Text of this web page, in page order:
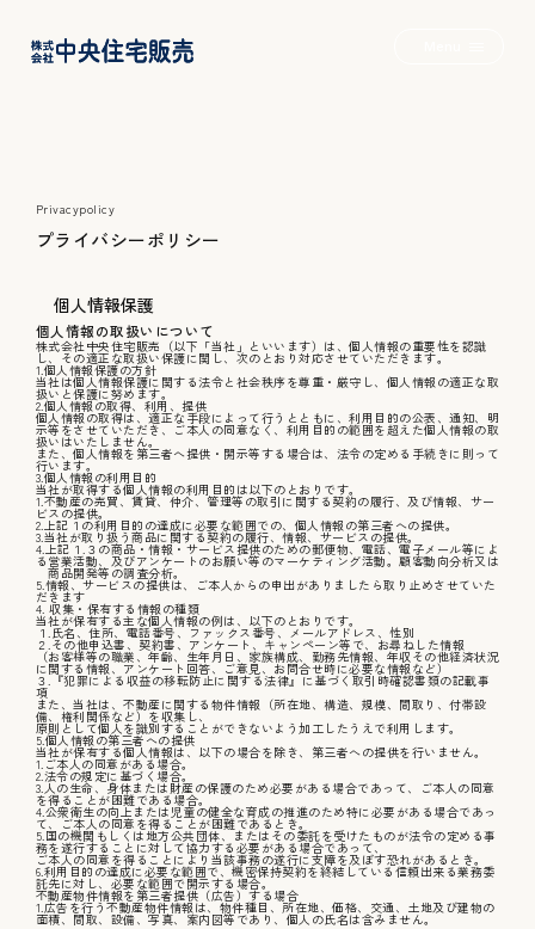
Wロフトのいえ
みんなのいえ
こだわりのいえ
施工事例
会社概要
お知らせ
Privacypolicy
プラ イバシーポ リ シー
個人情報保護
個人情報の取扱いについて
株式会社中央住宅販売（以下「当社」といいます）は、個人情報の重要性を認識
し、その適正な取扱い保護に関し、次のとおり対応させていただきます。
1.個人情報保護の方針
当社は個人情報保護に関する法令と社会秩序を尊重・厳守し、個人情報の適正な取
扱いと保護に努めます。
2.個人情報の取得、利用、提供
個人情報の取得は、適正な手段によって行うとともに、利用目的の公表、通知、明
示等をさせていただき、ご本人の同意なく、利用目的の範囲を超えた個人情報の取
扱いはいたしません。
また、個人情報を第三者へ提供・開示等する場合は、法令の定める手続きに則って
行います。
3.個人情報の利用目的
当社が取得する個人情報の利用目的は以下のとおりです。
1.不動産の売買、賃貸、仲介、管理等の取引に関する契約の履行、及び情報、サー
ビスの提供。
2.上記１の利用目的の達成に必要な範囲での、個人情報の第三者への提供。
3.当社が取り扱う商品に関する契約の履行、情報、サービスの提供。
4.上記１.３の商品・情報・サービス提供のための郵便物、電話、電子メール等によ
る営業活動、及びアンケートのお願い等のマーケティング活動。顧客動向分析又は
商品開発等の調査分析。
5.情報、サービスの提供は、ご本人からの申出がありましたら取り止めさせていた
だきます
4. 収集・保有する情報の種類
当社が保有する主な個人情報の例は、以下のとおりです。
１.氏名、住所、電話番号、ファックス番号、メールアドレス、性別
２.その他申込書、契約書、アンケート、キャンペーン等で、お尋ねした情報
（お客様等の職業、年齢、生年月日、家族構成、勤務先情報、年収その他経済状況
に関する情報、アンケート回答、ご意見、お問合せ時に必要な情報など）
３.『犯罪による収益の移転防止に関する法律』に基づく取引時確認書類の記載事
項
また、当社は、不動産に関する物件情報（所在地、構造、規模、間取り、付帯設
備、権利関係など）を収集し、
原則として個人を識別することができないよう加工したうえで利用します。
5.個人情報の第三者への提供
当社が保有する個人情報は、以下の場合を除き、第三者への提供を行いません。
1.ご本人の同意がある場合。
2.法令の規定に基づく場合。
3.人の生命、身体または財産の保護のため必要がある場合であって、ご本人の同意
を得ることが困難である場合。
4.公衆衛生の向上または児童の健全な育成の推進のため特に必要がある場合であっ
て、ご本人の同意を得ることが困難であるとき。
5.国の機関もしくは地方公共団体、またはその委託を受けたものが法令の定める事
務を遂行することに対して協力する必要がある場合であって、
ご本人の同意を得ることにより当該事務の遂行に支障を及ぼす恐れがあるとき。
6.利用目的の達成に必要な範囲で、機密保持契約を終結している信頼出来る業務委
託先に対し、必要な範囲で開示する場合。
不動産物件情報を第三者提供（広告）する場合
1.広告を行う不動産物件情報は、物件種目、所在地、価格、交通、土地及び建物の
面積、間取、設備、写真、案内図等であり、個人の氏名は含みません。